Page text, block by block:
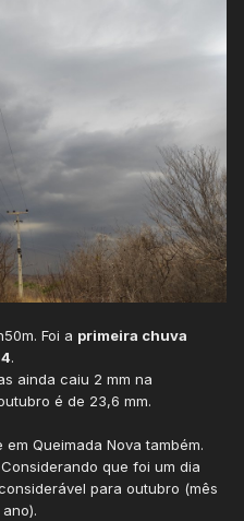
Foi a primeira chuva
.
ainda caiu 2 mm na
é de 23,6 mm.
Queimada Nova também.
Considerando que foi um dia
para outubro (mês